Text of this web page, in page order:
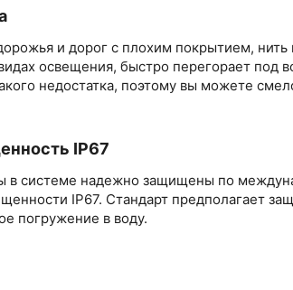
и дорог с плохим покрытием, нить
освещения, быстро перегорает под
недостатка, поэтому вы можете
IP67
в системе надежно защищены по
IP67. Стандарт предполагает
погружение в воду.